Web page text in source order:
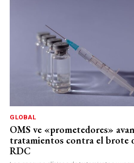
GLOBAL
OMS ve «prometedores»
tratamientos contra el brote
RDC